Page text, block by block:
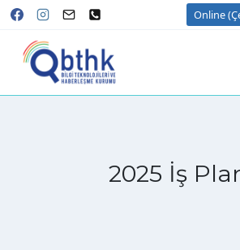
Skip
content
Online
2025 İş